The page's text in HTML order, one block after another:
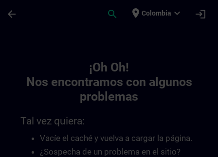
arrow_back search place Colombia expand_more login
¡Oh Oh!
Nos encontramos con algunos
problemas
Tal vez quiera:
Vacíe el caché y vuelva a cargar la página.
¿Sospecha de un problema en el sitio?